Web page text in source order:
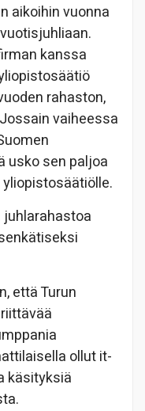
aikoihin vuonna
kanssa
rahaston,
vaiheessa
usko sen paljoa
juhlarahastoa
että Turun
ollut it-
käsityksiä